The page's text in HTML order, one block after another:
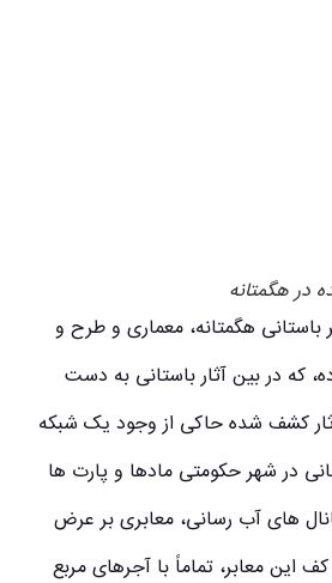
در هگمتانه
هگمتانه، معماری و طرح و
که در بین آثار باستانی به دست
کشف شده حاکی از وجود یک شبکه
در شهر حکومتی مادها و پارت‌ ها
های آب رسانی، معابری بر عرض
کف این معابر، تماماً با آجرهای مربع